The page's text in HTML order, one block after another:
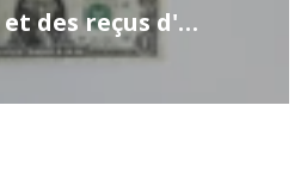
des reçus d'…